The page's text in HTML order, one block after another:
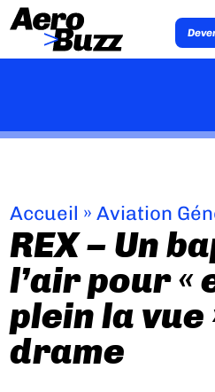
Accueil »Aviation
REX – Un
l’air pour «
plein la vue
drame